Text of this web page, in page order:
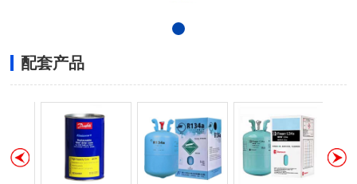
配套产品